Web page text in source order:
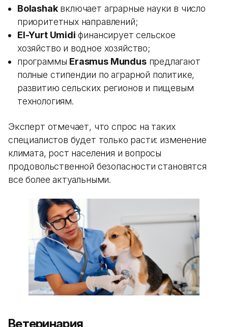
Bolashakвключает аграрные науки в число
приоритетных направлений;
El-Yurt Umidi финансирует сельское
хозяйство и водное хозяйство;
программы Erasmus Mundusпредлагают
полные стипендии по аграрной политике,
развитию сельских регионов и пищевым
технологиям.
Эксперт отмечает, что спрос на таких
специалистов будет только расти: изменение
климата, рост населения и вопросы
продовольственной безопасности становятся
все более актуальными.
Ветеринария